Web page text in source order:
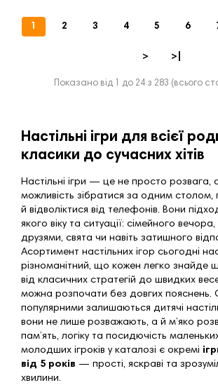
1 2 3 4 5 6
> >|
Показано від 1 до 24 з 283 (всього
Настільні ігри для всієї
класики до сучасних хітів
Настільні ігри — це не просто розвага,
можливість зібратися за одним столом,
й відволіктися від телефонів. Вони
якого віку та ситуації: сімейного вечора,
друзями, свята чи навіть затишного
Асортимент настільних ігор сьогодні
різноманітний, що кожен легко знайде
від класичних стратегій до швидких
можна розпочати без довгих пояснень.
популярними залишаються дитячі
вони не лише розважають, а й м’яко
пам’ять, логіку та посидючість
молодших ігроків у каталозі є окремі
від 5 років — прості, яскраві та
хвилини.